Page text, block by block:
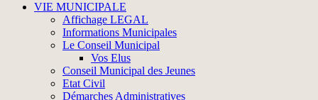
VIE MUNICIPALE
Affichage LEGAL
Informations Municipales
Le Conseil Municipal
Vos Elus
Conseil Municipal des Jeunes
Etat Civil
Démarches Administratives